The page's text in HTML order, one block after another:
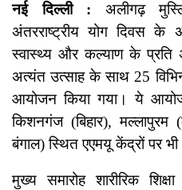
नई दिल्ली : अलीगढ़
अंतरराष्ट्रीय योग दिवस के
स्वास्थ्य और कल्याण के प्रति
अत्यंत उत्साह के साथ 25
आयोजन किया गया। ये
किशनगंज (बिहार), मल्लापुरम
बंगाल) स्थित एएमयू केंद्रों पर
मुख्य समारोह शारीरिक